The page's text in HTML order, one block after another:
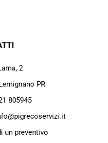
2
PR
805945
un preventivo